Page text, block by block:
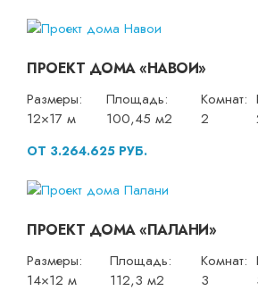
ПРОЕКТ ДОМА «НАВОИ»
Размеры:
12×17 м
Площадь:
100,45 м2
Комнат:
2
ОТ 3.264.625 РУБ.
ПРОЕКТ ДОМА «ПАЛАНИ»
Размеры:
14×12 м
Площадь:
112,3 м2
Комнат:
3